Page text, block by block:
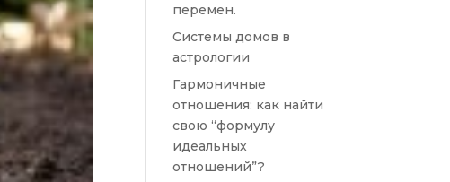
перемен.
Системы домов в
астрологии
Гармоничные
отношения: как найти
свою “формулу
идеальных
отношений”?